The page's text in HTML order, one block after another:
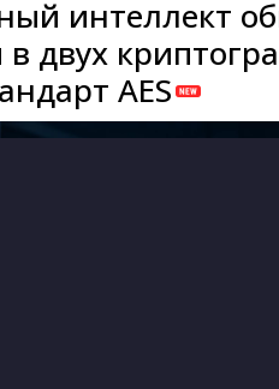
интеллект
двух
AES